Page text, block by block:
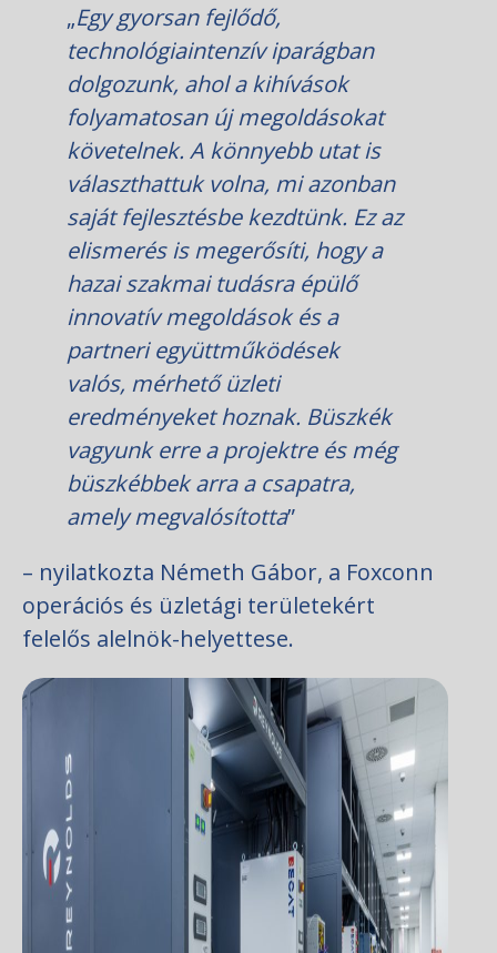
„Egy gyorsan fejlődő,
technológiaintenzív iparágban
dolgozunk, ahol a kihívások
folyamatosan új megoldásokat
követelnek. A könnyebb utat is
választhattuk volna, mi azonban
saját fejlesztésbe kezdtünk. Ez az
elismerés is megerősíti, hogy a
hazai szakmai tudásra épülő
innovatív megoldások és a
partneri együttműködések
valós, mérhető üzleti
eredményeket hoznak. Büszkék
vagyunk erre a projektre és még
büszkébbek arra a csapatra,
amely megvalósította”
– nyilatkozta Németh Gábor, a Foxconn
operációs és üzletági területekért
felelős alelnök-helyettese.